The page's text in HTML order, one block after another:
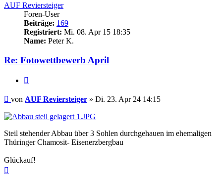
AUF Reviersteiger
Foren-User
Beiträge: 169
Registriert: Mi. 08. Apr 15 18:35
Name: Peter K.
Re: Fotowettbewerb April
Beitrag
von AUF Reviersteiger » Di. 23. Apr 24 14:15
Steil stehender Abbau über 3 Sohlen durchgehauen im ehemaligen
Thüringer Chamosit- Eisenerzbergbau
Glückauf!